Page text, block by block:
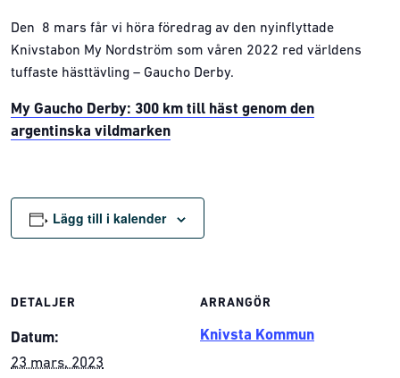
Den 8 mars får vi höra föredrag av den nyinflyttade
Knivstabon My Nordström som våren 2022 red världens
tuffaste hästtävling – Gaucho Derby.
My Gaucho Derby: 300 km till häst genom den
argentinska vildmarken
Lägg till i kalender
DETALJER
Datum:
23 mars, 2023
ARRANGÖR
Knivsta Kommun